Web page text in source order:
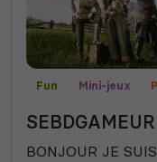
Fun Mini-jeux
BONJOUR JE